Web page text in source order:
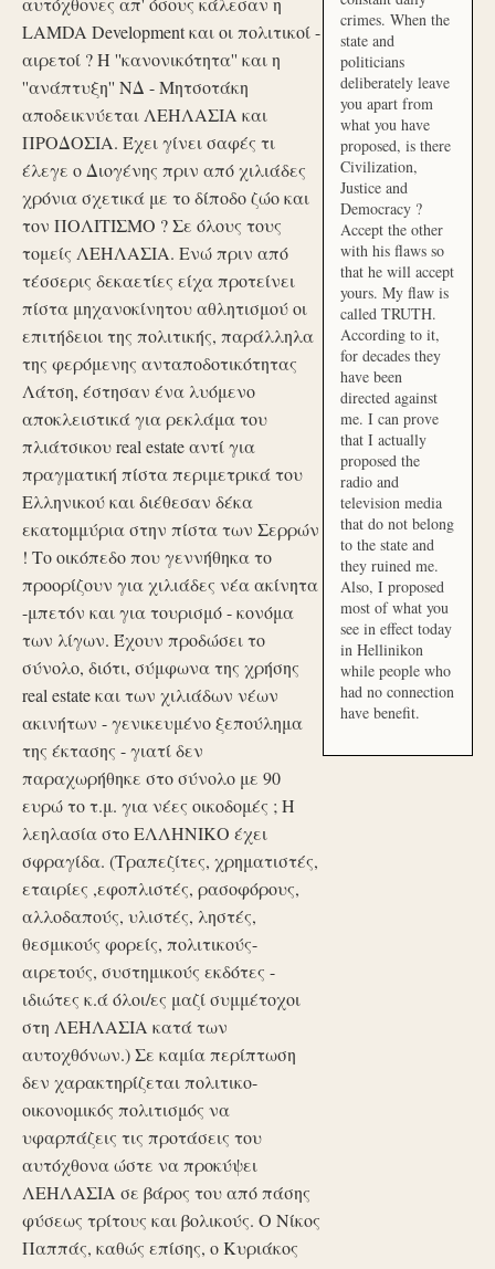
LAMDA Development και οι πολιτικοί -
αιρετοί ? Η ''κανονικότητα'' και η
''ανάπτυξη'' ΝΔ - Μητσοτάκη
αποδεικνύεται ΛΕΗΛΑΣΙΑ και
ΠΡΟΔΟΣΙΑ. Έχει γίνει σαφές τι
έλεγε ο Διογένης πριν από χιλιάδες
χρόνια σχετικά με το δίποδο ζώο και
τον ΠΟΛΙΤΙΣΜΟ ? Σε όλους τους
τομείς ΛΕΗΛΑΣΙΑ. Ενώ πριν από
τέσσερις δεκαετίες είχα προτείνει
πίστα μηχανοκίνητου αθλητισμού οι
επιτήδειοι της πολιτικής, παράλληλα
της φερόμενης ανταποδοτικότητας
Λάτση, έστησαν ένα λυόμενο
αποκλειστικά για ρεκλάμα του
πλιάτσικου real estate αντί για
πραγματική πίστα περιμετρικά του
Ελληνικού και διέθεσαν δέκα
εκατομμύρια στην πίστα των Σερρών
! Το οικόπεδο που γεννήθηκα το
προορίζουν για χιλιάδες νέα ακίνητα
-μπετόν και για τουρισμό - κονόμα
των λίγων. Έχουν προδώσει το
σύνολο, διότι, σύμφωνα της χρήσης
real estate και των χιλιάδων νέων
ακινήτων - γενικευμένο ξεπούλημα
της έκτασης - γιατί δεν
παραχωρήθηκε στο σύνολο με 90
ευρώ το τ.μ. για νέες οικοδομές ; Η
λεηλασία στο ΕΛΛΗΝΙΚΟ έχει
σφραγίδα. (Τραπεζίτες, χρηματιστές,
εταιρίες ,εφοπλιστές, ρασοφόρους,
αλλοδαπούς, υλιστές, ληστές,
θεσμικούς φορείς, πολιτικούς-
αιρετούς, συστημικούς εκδότες -
ιδιώτες κ.ά όλοι/ες μαζί συμμέτοχοι
στη ΛΕΗΛΑΣΙΑ κατά των
αυτοχθόνων.) Σε καμία περίπτωση
δεν χαρακτηρίζεται πολιτικο-
οικονομικός πολιτισμός να
υφαρπάζεις τις προτάσεις του
αυτόχθονα ώστε να προκύψει
ΛΕΗΛΑΣΙΑ σε βάρος του από πάσης
φύσεως τρίτους και βολικούς. Ο Νίκος
Παππάς, καθώς επίσης, ο Κυριάκος
crimes. When the
state and
politicians
deliberately leave
you apart from
what you have
proposed, is there
Civilization,
Justice and
Democracy ?
Accept the other
with his flaws so
that he will accept
yours. My flaw is
called TRUTH.
According to it,
for decades they
have been
directed against
me. I can prove
that I actually
proposed the
radio and
television media
that do not belong
to the state and
they ruined me.
Also, I proposed
most of what you
see in effect today
in Hellinikon
while people who
had no connection
have benefit.